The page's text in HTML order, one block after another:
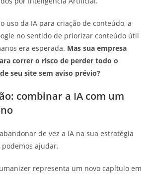
uso da IA para criação de conteúdo, a
no sentido de priorizar conteúdo útil
era esperada. Mas sua empresa
correr o risco de perder todo o
seu site sem aviso prévio?
combinar a IA com um
de vez a IA na sua estratégia
ajudar.
representa um novo capítulo em